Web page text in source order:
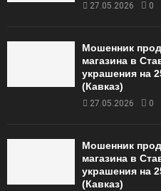
27.05.2026 0
Мошенник
магазина в
украшения на
(Кавказ)
27.05.2026 0
Мошенник
магазина в
украшения на
(Кавказ)